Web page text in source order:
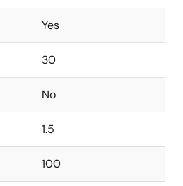
Yes
30
No
1.5
100